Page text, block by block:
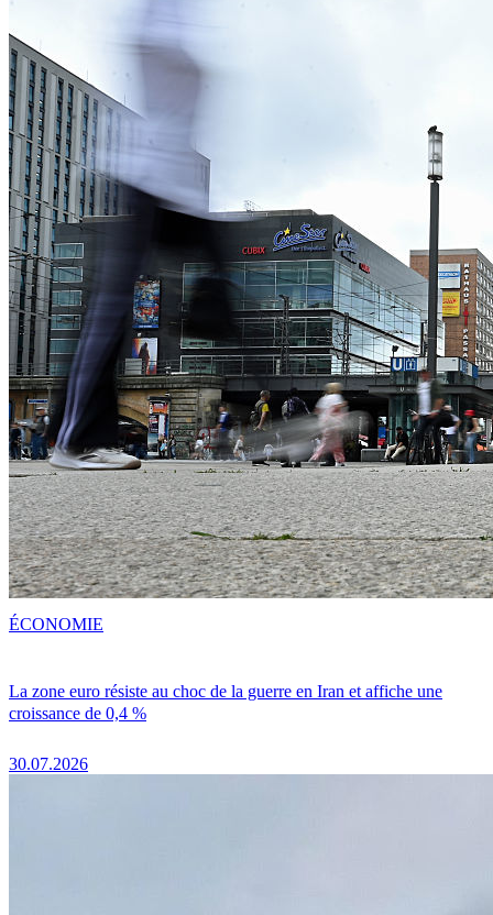
La zone euro résiste au choc de la guerre en Iran et affiche une
croissance de 0,4 %
30.07.2026
ÉCONOMIE